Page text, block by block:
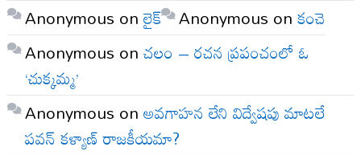
Anonymous onలైక్ Anonymous onకంచె
Anonymous onచలం – రచన ప్రపంచంలో ఓ
‘చుక్కమ్మ’
Anonymous onఅవగాహన లేని విద్వేషపు మాటలే
పవన్ కళ్యాణ్ రాజకీయమా?